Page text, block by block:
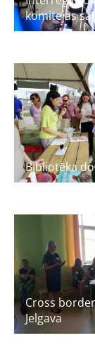
komitejas
Bibliotēka
Cross
Jelgava